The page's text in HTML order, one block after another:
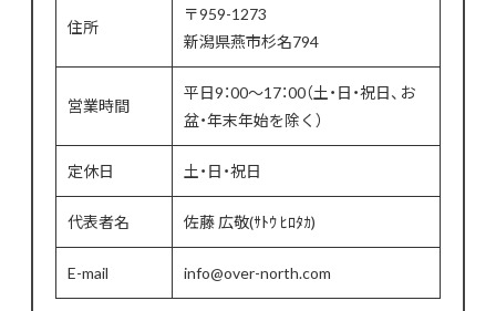
住所
〒959-1273
新潟県燕市杉名794
営業時間
平日9：00～17：00（土・日・祝日、お
盆・年末年始を除く）
定休日 土・日・祝日
代表者名 佐藤 広敬(ｻﾄｳ ﾋﾛﾀｶ)
E-mail info@over-north.com